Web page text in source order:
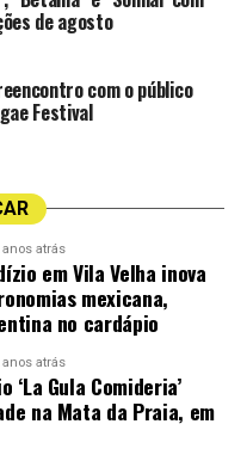
ES 2026
e Sax) | 19h
| 19h
(Voz e Violão) |
ES 2026
da Praia de Camburi,
gastronômico e de
completo de
na plataforma
de agosto
com o público
Festival
anos atrás
em Vila Velha inova
mexicana,
no cardápio
anos atrás
‘La Gula Comideria’
na Mata da Praia, em